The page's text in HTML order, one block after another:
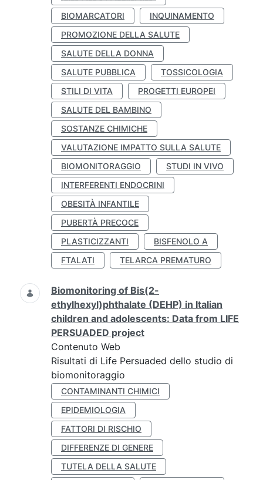
BIOMARCATORI
INQUINAMENTO
PROMOZIONE DELLA SALUTE
SALUTE DELLA DONNA
SALUTE PUBBLICA
TOSSICOLOGIA
STILI DI VITA
PROGETTI EUROPEI
SALUTE DEL BAMBINO
SOSTANZE CHIMICHE
VALUTAZIONE IMPATTO SULLA SALUTE
BIOMONITORAGGIO
STUDI IN VIVO
INTERFERENTI ENDOCRINI
OBESITÀ INFANTILE
PUBERTÀ PRECOCE
PLASTICIZZANTI
BISFENOLO A
FTALATI
TELARCA PREMATURO
Biomonitoring of Bis(2-
ethylhexyl)phthalate (DEHP) in Italian
children and adolescents: Data from LIFE
PERSUADED project
Contenuto Web
Risultati di Life Persuaded dello studio di
biomonitoraggio
CONTAMINANTI CHIMICI
EPIDEMIOLOGIA
FATTORI DI RISCHIO
DIFFERENZE DI GENERE
TUTELA DELLA SALUTE